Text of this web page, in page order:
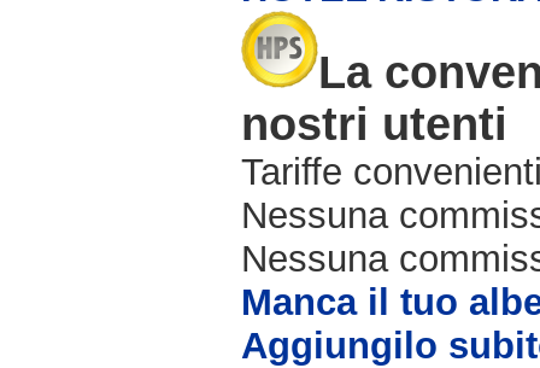
La
nostri utenti
Tariffe
Nessuna
Nessuna
Manca il tuo
Aggiungilo